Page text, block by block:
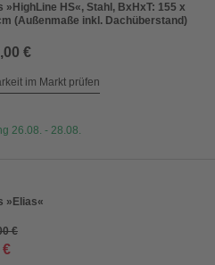
»HighLine HS«, Stahl, BxHxT: 155 x
(Außenmaße inkl. Dachüberstand)
€
im Markt prüfen
26.08. - 28.08.
»Elias«
€
€